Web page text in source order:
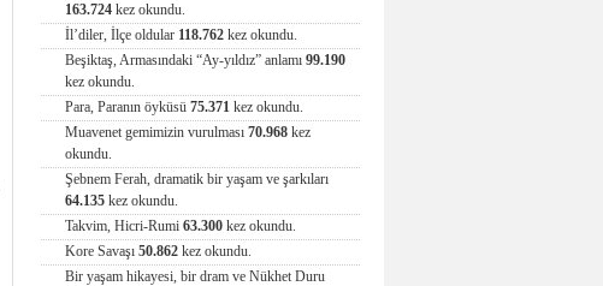
163.724 kez okundu.
İl’diler, İlçe oldular 118.762 kez okundu.
Beşiktaş, Armasındaki “Ay-yıldız” anlamı 99.190
kez okundu.
Para, Paranın öyküsü 75.371 kez okundu.
Muavenet gemimizin vurulması 70.968 kez
okundu.
Şebnem Ferah, dramatik bir yaşam ve şarkıları
64.135 kez okundu.
Takvim, Hicri-Rumi 63.300 kez okundu.
Kore Savaşı 50.862 kez okundu.
Bir yaşam hikayesi, bir dram ve Nükhet Duru